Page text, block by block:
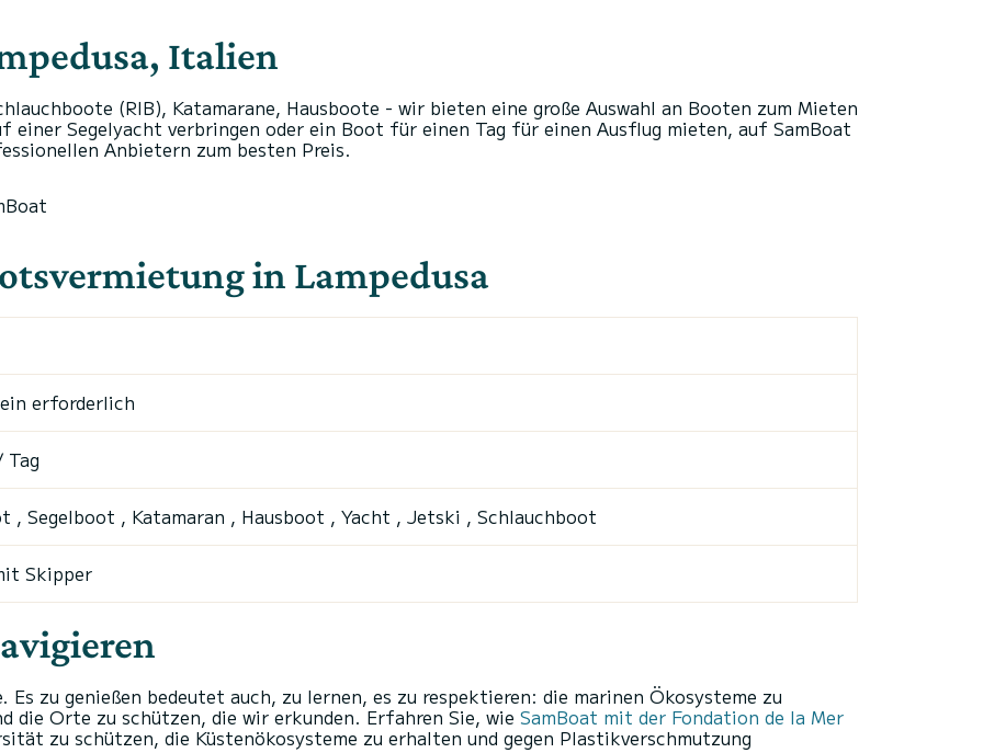
Italien
(RIB), Katamarane, Hausboote - wir bieten eine große Auswahl an Booten zum Mieten
einer Segelyacht verbringen oder ein Boot für einen Tag für einen Ausflug mieten, auf SamBoat
Anbietern zum besten Preis.
in Lampedusa
erforderlich
, Segelboot , Katamaran , Hausboot , Yacht , Jetski , Schlauchboot
Skipper
zu genießen bedeutet auch, zu lernen, es zu respektieren: die marinen Ökosysteme zu
die Orte zu schützen, die wir erkunden. Erfahren Sie, wie SamBoat mit der Fondation de la Mer
zu schützen, die Küstenökosysteme zu erhalten und gegen Plastikverschmutzung